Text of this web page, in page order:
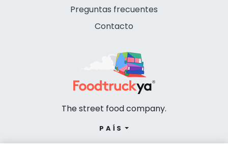
Preguntas frecuentes
Contacto
The street food company.
PAÍS